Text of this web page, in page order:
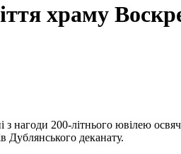
храму
нагоди 200-літнього ювілею
Дублянського деканату.